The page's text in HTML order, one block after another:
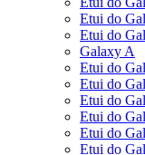
Etui do
Etui do
Galaxy A
Etui do
Etui do
Etui do
Etui do
Etui do
Etui do